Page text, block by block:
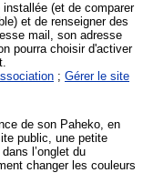
(et de comparer
et de renseigner des
mail, son adresse
pourra choisir d'activer
; Gérer le site
de son Paheko, en
public, une petite
l’onglet du
changer les couleurs